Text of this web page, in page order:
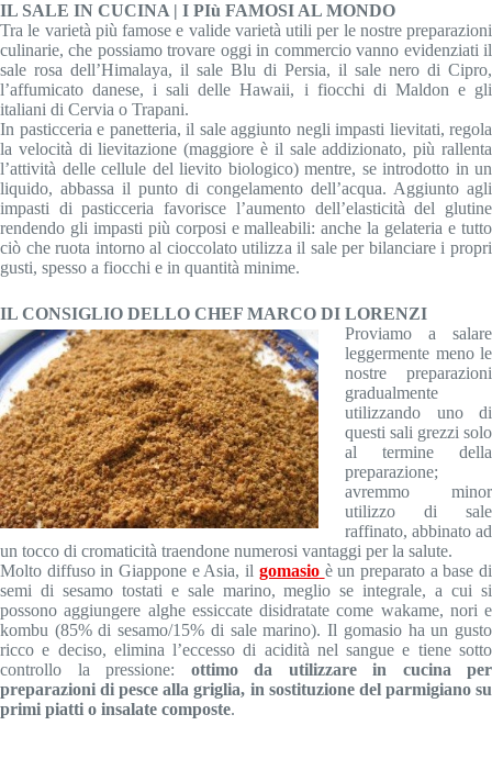
IL SALE IN CUCINA | I PIù FAMOSI AL MONDO
Tra le varietà più famose e valide varietà utili per le nostre preparazioni
culinarie, che possiamo trovare oggi in commercio vanno evidenziati il
sale rosa dell’Himalaya, il sale Blu di Persia, il sale nero di Cipro,
l’affumicato danese, i sali delle Hawaii, i fiocchi di Maldon e gli
italiani di Cervia o Trapani.
In pasticceria e panetteria, il sale aggiunto negli impasti lievitati, regola
la velocità di lievitazione (maggiore è il sale addizionato, più rallenta
l’attività delle cellule del lievito biologico) mentre, se introdotto in un
liquido, abbassa il punto di congelamento dell’acqua. Aggiunto agli
impasti di pasticceria favorisce l’aumento dell’elasticità del glutine
rendendo gli impasti più corposi e malleabili: anche la gelateria e tutto
ciò che ruota intorno al cioccolato utilizza il sale per bilanciare i propri
gusti, spesso a fiocchi e in quantità minime.
IL CONSIGLIO DELLO CHEF MARCO DI LORENZI
Proviamo a salare
leggermente meno le
nostre preparazioni
gradualmente
utilizzando uno di
questi sali grezzi solo
al termine della
preparazione;
avremmo minor
utilizzo di sale
raffinato, abbinato ad
un tocco di cromaticità traendone numerosi vantaggi per la salute.
Molto diffuso in Giappone e Asia, il gomasio è un preparato a base di
semi di sesamo tostati e sale marino, meglio se integrale, a cui si
possono aggiungere alghe essiccate disidratate come wakame, nori e
kombu (85% di sesamo/15% di sale marino). Il gomasio ha un gusto
ricco e deciso, elimina l’eccesso di acidità nel sangue e tiene sotto
controllo la pressione: ottimo da utilizzare in cucina per
preparazioni di pesce alla griglia, in sostituzione del parmigiano su
primi piatti o insalate composte.